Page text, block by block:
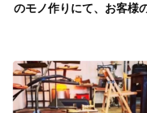
のモノ作りにて、お客様
動
画
プ